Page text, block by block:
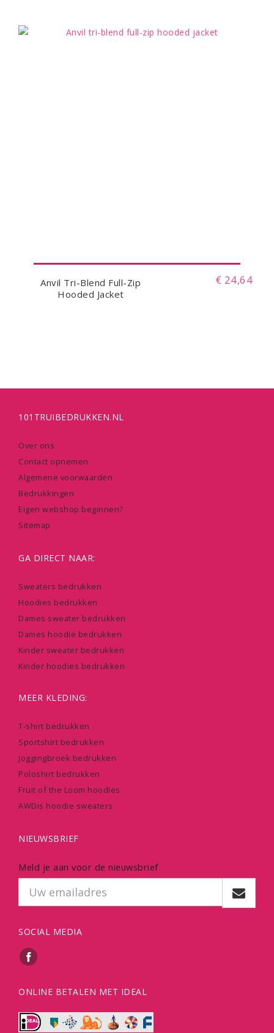
Anvil Tri-Blend Full-Zip
Hooded Jacket
€ 24,64
101TRUIBEDRUKKEN.NL
Over ons
Contact opnemen
Algemene voorwaarden
Bedrukkingen
Eigen webshop beginnen?
Sitemap
GA DIRECT NAAR:
Sweaters bedrukken
Hoodies bedrukken
Dames sweater bedrukken
Dames hoodie bedrukken
Kinder sweater bedrukken
Kinder hoodies bedrukken
MEER KLEDING:
T-shirt bedrukken
Sportshirt bedrukken
Joggingbroek bedrukken
Poloshirt bedrukken
Fruit of the Loom hoodies
AWDis hoodie sweaters
NIEUWSBRIEF
Meld je aan voor de nieuwsbrief
SOCIAL MEDIA
ONLINE BETALEN MET IDEAL